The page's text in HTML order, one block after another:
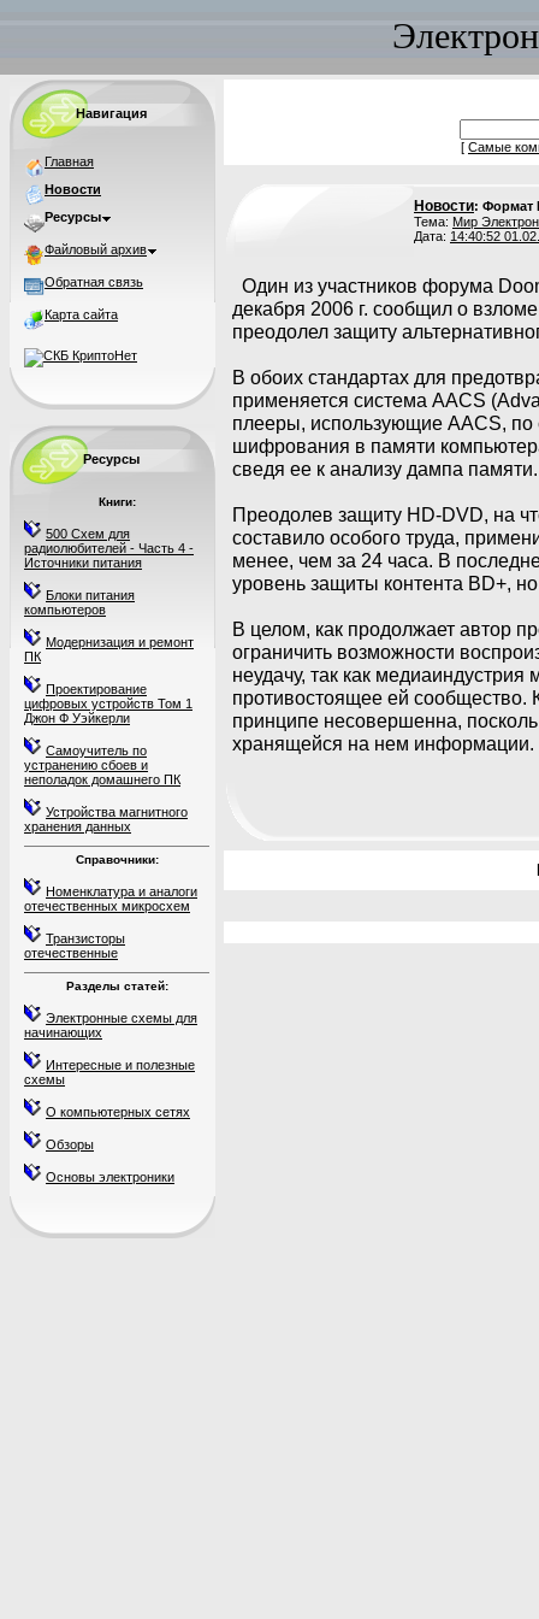
Навигация
Главная
Новости
Ресурсы
Файловый архив
Обратная связь
Карта сайта
Ресурсы
Книги:
500 Схем для
радиолюбителей - Часть 4 -
Источники питания
Блоки питания
компьютеров
Модернизация и ремонт
ПК
Проектирование
цифровых устройств Том 1
Джон Ф Уэйкерли
Самоучитель по
устранению сбоев и
неполадок домашнего ПК
Устройства магнитного
хранения данных
Справочники:
Номенклатура и аналоги
отечественных микросхем
Транзисторы
отечественные
Разделы статей:
Электронные схемы для
начинающих
Интересные и полезные
схемы
О компьютерных сетях
Обзоры
Основы электроники
[ Самые
Новости: Формат
Тема: Мир
Дата: 14:40:52
Один из участников форума
декабря 2006 г. сообщил о
преодолел защиту
В обоих стандартах для
применяется система AACS
плееры, использующие AACS, по
шифрования в памяти
сведя ее к анализу дампа памяти.
Преодолев защиту HD-DVD, на
составило особого труда,
менее, чем за 24 часа. В
уровень защиты контента BD+,
В целом, как продолжает автор
ограничить возможности
неудачу, так как
противостоящее ей сообщество.
принципе несовершенна,
хранящейся на нем информации.